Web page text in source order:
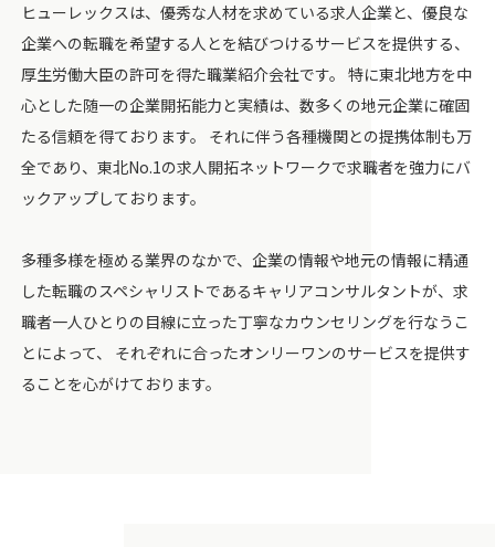
ヒューレックスは、優秀な人材を求めている求人企業と、優良な
企業への転職を希望する人とを結びつけるサービスを提供する、
厚生労働大臣の許可を得た職業紹介会社です。 特に東北地方を中
心とした随一の企業開拓能力と実績は、数多くの地元企業に確固
たる信頼を得ております。 それに伴う各種機関との提携体制も万
全であり、東北No.1の求人開拓ネットワークで求職者を強力にバ
ックアップしております。
多種多様を極める業界のなかで、企業の情報や地元の情報に精通
した転職のスペシャリストであるキャリアコンサルタントが、求
職者一人ひとりの目線に立った丁寧なカウンセリングを行なうこ
とによって、 それぞれに合ったオンリーワンのサービスを提供す
ることを心がけております。